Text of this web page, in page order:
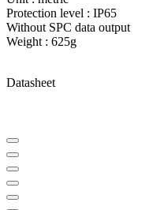
Protection level : IP65
Without SPC data output
Weight : 625g
Datasheet